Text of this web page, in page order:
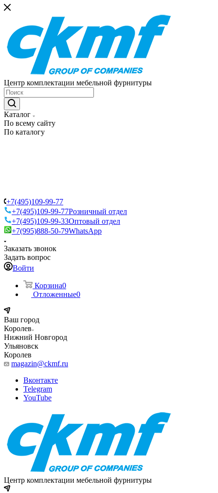
Центр комплектации мебельной фурнитуры
Каталог
По всему сайту
По каталогу
+7(495)109-99-77
+7(495)109-99-77Розничный отдел
+7(495)109-99-33Оптовый отдел
+7(995)888-50-79WhatsApp
Заказать звонок
Задать вопрос
Войти
Корзина0
Отложенные0
Ваш город
Королев
Нижний Новгород
Ульяновск
Королев
magazin@ckmf.ru
Вконтакте
Telegram
YouTube
Центр комплектации мебельной фурнитуры